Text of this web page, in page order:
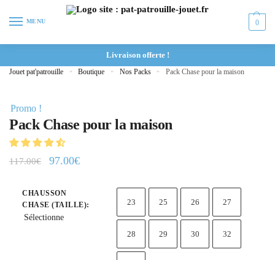
MENU 0
Livraison offerte !
Jouet pat'patrouille » Boutique » Nos Packs » Pack Chase pour la maison
Promo !
Pack Chase pour la maison
117.00€ 97.00€
CHAUSSON
CHASE (TAILLE):
Sélectionne
23 25 26 27
28 29 30 32